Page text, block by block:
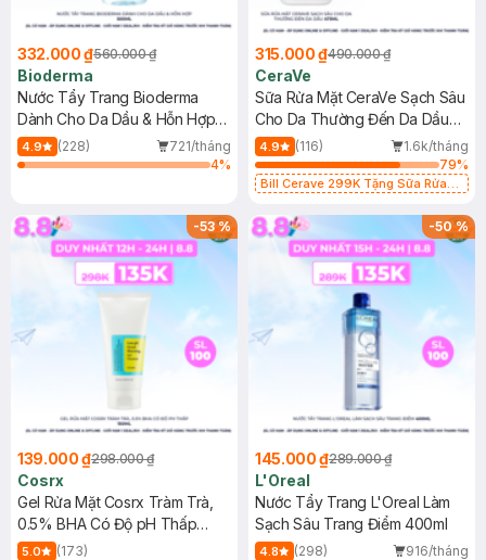
332.000 ₫560.000 ₫
Bioderma
Nước Tẩy Trang Bioderma
Dành Cho Da Dầu & Hỗn Hợp
500ml
4.9 (228)
721/tháng
4%
315.000 ₫490.000 ₫
CeraVe
Sữa Rửa Mặt CeraVe Sạch Sâu
Cho Da Thường Đến Da Dầu
473ml
4.9 (116)
1.6k/tháng
79%
Bill Cerave 299K Tặng Sữa Rửa
-53%
139.000 ₫298.000 ₫
Cosrx
Gel Rửa Mặt Cosrx Tràm Trà,
0.5% BHA Có Độ pH Thấp
150ml
5.0
(173)
-50%
145.000 ₫289.000 ₫
L'Oreal
Nước Tẩy Trang L'Oreal Làm
Sạch Sâu Trang Điểm 400ml
4.8 (298)
916/tháng